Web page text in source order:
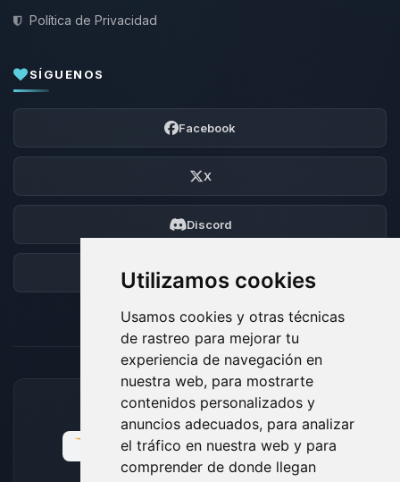
Utilizamos cookies
Usamos cookies y otras técnicas
de rastreo para mejorar tu
experiencia de navegación en
nuestra web, para mostrarte
contenidos personalizados y
anuncios adecuados, para analizar
el tráfico en nuestra web y para
comprender de donde llegan
Política de Privacidad
SÍGUENOS
Facebook
X
Discord
Foro
MÉTODOS DE PAGO ACEPTADOS